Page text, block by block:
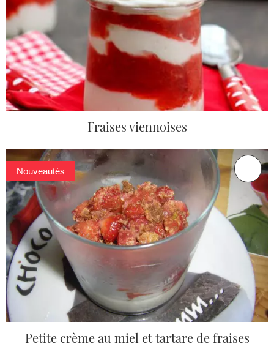
Fraises viennoises
Nouveautés
Petite crème au miel et tartare de fraises